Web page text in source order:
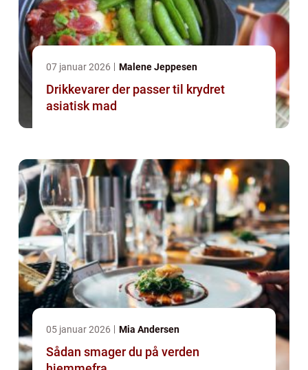
07 januar 2026 Malene Jeppesen
Drikkevarer der passer til krydret
asiatisk mad
05 januar 2026 Mia Andersen
Sådan smager du på verden